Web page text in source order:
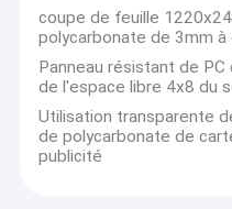
Maison
coupe de feuille
polycarbonate de 3mm à
Panneau résistant de
de l'espace libre 4x8 du
Utilisation transparente
de polycarbonate de
publicité